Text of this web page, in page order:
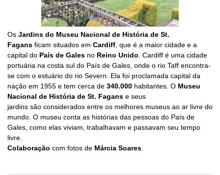
Os Jardins do Museu Nacional de História de St.
Fagans ficam situados em Cardiff , que é a maior cidade e a
capital do País de Gales no Reino Unido Cardiff é uma cidade
portuária na costa sul do País de Gales, onde o rio Taff encontra-
se com o estuário do rio Severn. Ela foi proclamada capital da
nação em 1955 e tem cerca de 340.000 habitantes. O Museu
Nacional de História de St. Fagans e seus
jardins são considerados entre os melhores museus ao ar livre do
mundo. O museu conta as histórias das pessoas do País de
Gales, como elas viviam, trabalhavam e passavam seu tempo
livre.
Colaboração com fotos de Márcia Soares